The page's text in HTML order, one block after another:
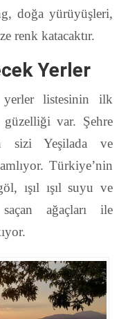
doğa yürüyüşleri,
renk katacaktır.
Yerler
listesinin ilk
güzelliği var. Şehre
sizi Yeşilada ve
Türkiye’nin
ışıl ışıl suyu ve
ağaçları ile